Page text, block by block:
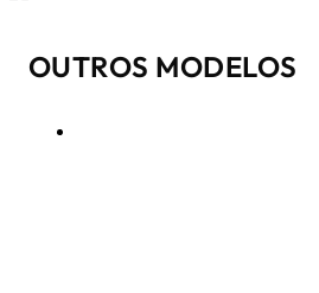
OUTROS MODELOS